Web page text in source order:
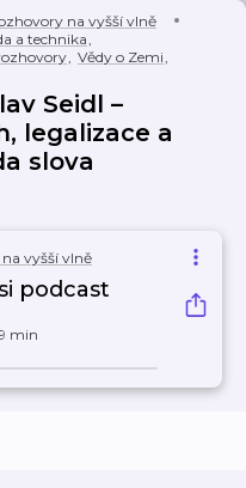
na vyšší vlně
a technika,
, Vědy o Zemi,
Seidl –
legalizace a
slova
vyšší vlně
podcast
min